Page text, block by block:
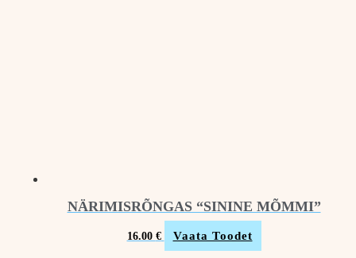
NÄRIMISRÕNGAS “SININE MÕMMI”
16.00 € Vaata Toodet